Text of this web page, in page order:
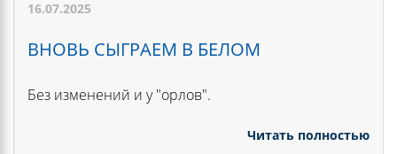
16.07.2025
ВНОВЬ СЫГРАЕМ В БЕЛОМ
Без изменений и у "орлов".
Читать полностью